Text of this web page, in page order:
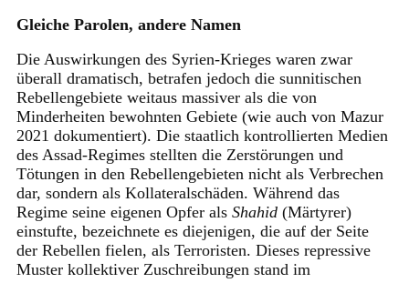
Gleiche Parolen, andere Namen
Die Auswirkungen des Syrien-Krieges waren zwar
überall dramatisch, betrafen jedoch die sunnitischen
Rebellengebiete weitaus massiver als die von
Minderheiten bewohnten Gebiete (wie auch von Mazur
2021 dokumentiert). Die staatlich kontrollierten Medien
des Assad-Regimes stellten die Zerstörungen und
Tötungen in den Rebellengebieten nicht als Verbrechen
dar, sondern als Kollateralschäden. Während das
Regime seine eigenen Opfer als Shahid (Märtyrer)
einstufte, bezeichnete es diejenigen, die auf der Seite
der Rebellen fielen, als Terroristen. Dieses repressive
Muster kollektiver Zuschreibungen stand im